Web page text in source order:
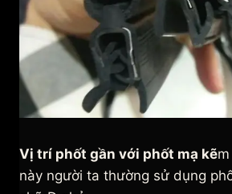
Vị trí phốt gần với phốt mạ kẽm
này người ta thường sử dụng